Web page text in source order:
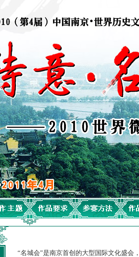
“名城会”是南京首创的大型国际文化盛会